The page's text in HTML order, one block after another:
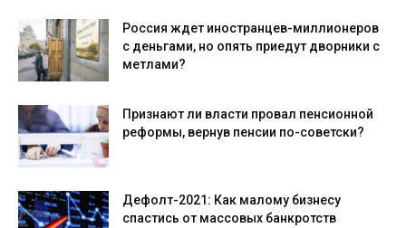
Россия ждет иностранцев-миллионеров
с деньгами, но опять приедут дворники с
метлами?
Признают ли власти провал пенсионной
реформы, вернув пенсии по-советски?
Дефолт-2021: Как малому бизнесу
спастись от массовых банкротств